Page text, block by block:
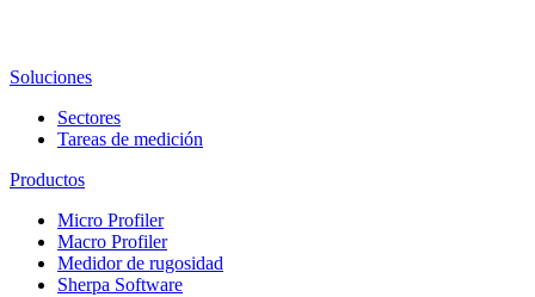
Soluciones
Sectores
Tareas de medición
Productos
Micro Profiler
Macro Profiler
Medidor de rugosidad
Sherpa Software